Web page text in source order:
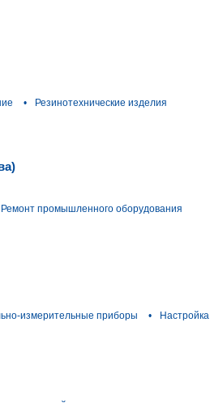
•
Резинотехнические изделия
Ремонт промышленного оборудования
измерительные приборы •
Настройка